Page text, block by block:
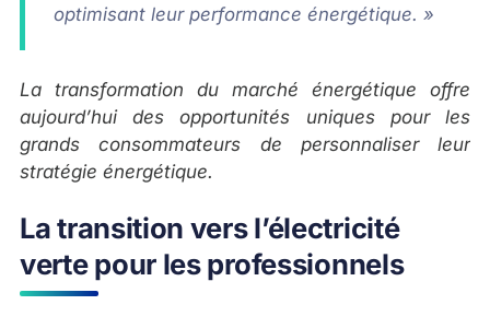
optimisant leur performance énergétique. »
La transformation du marché énergétique offre
aujourd’hui des opportunités uniques pour les
grands consommateurs de personnaliser leur
stratégie énergétique.
La transition vers l’électricité
verte pour les professionnels